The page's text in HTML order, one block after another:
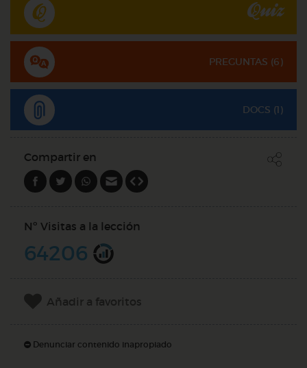
Quiz
PREGUNTAS (6)
DOCS (1)
Compartir en
Nº Visitas a la lección
64206
Añadir a favoritos
Denunciar contenido inapropiado